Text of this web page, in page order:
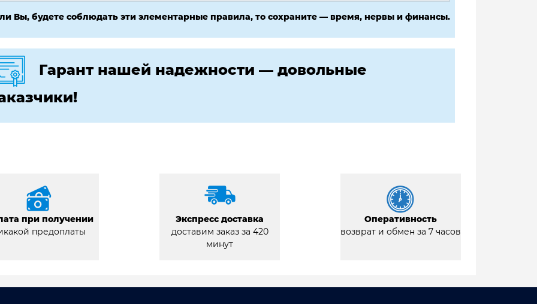
Вы, будете соблюдать эти элементарные правила, то сохраните — время, нервы и финансы.
Гарант нашей надежности — довольные
при получении
предоплаты
Экспресс доставка
доставим заказ за 420
минут
Оперативность
возврат и обмен за 7 часов